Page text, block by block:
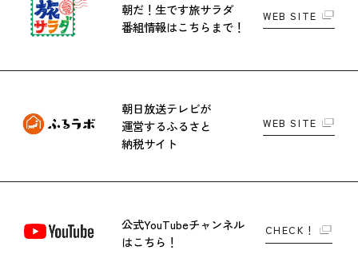
朝だ！生です旅サラダ
番組情報はこちらまで！
WEB SITE
朝日放送テレビが
運営するふるさと
納税サイト
WEB SITE
公式YouTubeチャンネル
はこちら！
CHECK！